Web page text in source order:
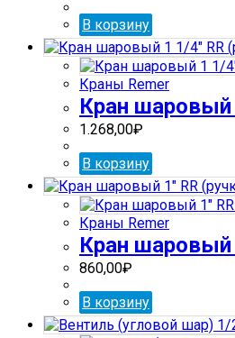
В корзину
Краны Remer
Кран шаровый
1.268,00₽
В корзину
Краны Remer
Кран шаровый
860,00₽
В корзину